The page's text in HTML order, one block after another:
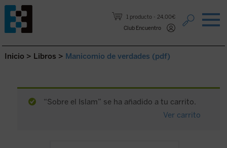
1 producto
24,00€
Club Encuentro
Saltar al contenido.
Inicio > Libros > Manicomio de verdades (pdf)
“Sobre el Islam” se ha añadido a tu carrito.
Ver carrito